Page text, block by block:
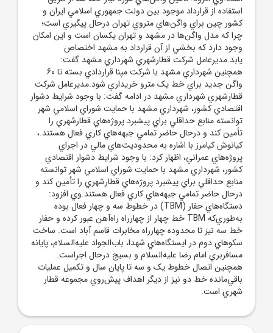
استفاده از قرارداد موجود بين دولت جمهوري اسلامي ايران و
کشور چين براي واگن‌هاي متروي تهران درحال پيگيري است؛
چرا که مدل واگن‌ها در مشهد و تهران يکسان است و اين امکان
وجود دارد که بخشي از آن قرارداد به مشهد اختصاص
يابد.مديرعامل شرکت قطارشهري شهرداري مشهد گفت:
همچنين شهرداري مشهد با شرکت مپنا قراردادي بسته تا 60
واگن جديد براي خط يک مترو خريداري شود.مديرعامل شرکت
قطارشهري شهرداري مشهد در ادامه گفت: با وجود شرايط دشوار
اقتصادي کشور، شهرداري مشهد با حمايت شوراي اسلامي شهر
توانسته منابع حداقلي براي پيشبرد پروژه‌هاي قطارشهري را
تأمين کند و درحال حاضر تمامي جبهه‌هاي کاري فعال هستند.،
کيانوش کيامرز با اشاره به محدوديت‌هاي مالي در اجراي
پروژه‌هاي عمراني، اظهار کرد: با وجود شرايط دشوار اقتصادي
کشور، شهرداري مشهد با حمايت شوراي اسلامي شهر توانسته
منابع حداقلي براي پيشبرد پروژه‌هاي قطارشهري را تأمين کند و
درحال حاضر تمامي جبهه‌هاي کاري فعال هستند.وي افزود:
دستگاه‌هاي حفار (TBM) در خطوط سه و چهار فعال بوده
به‌طوري‌که TBM خط چهار از چهارراه راه‌آهن عبور کرده و حفار
خط سه نيز تا محدوده چهارراه مخابرات قاسم آباد است. ساخت
سکوهاي دوم در ايستگاه‌هاي شهدا، باب‌الجواد عليه‌السلام، پايانه
مسافربري امام رضا عليه‌السلام و بسيج درحال اجراست.
همچنين اتصال خطوط يک و سه تا پايان سال و تکميل عمليات
باقي‌مانده خط دو نيز از ديگر اهداف پيش‌روي مجموعه قطار
شهري است.